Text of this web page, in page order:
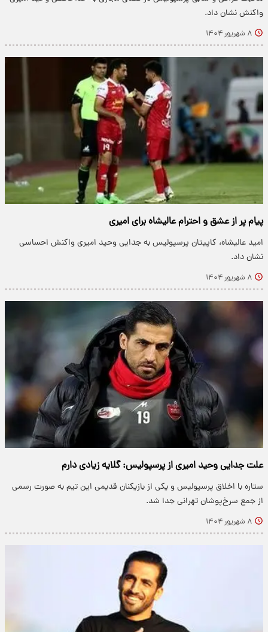
واکنش نشان داد.
۸ شهریور ۱۴۰۴
پیام پر از عشق و احترام عالیشاه برای امیری
امید عالیشاه، کاپیتان پرسپولیس به جدایی وحید امیری واکنش احساسی
نشان داد.
۸ شهریور ۱۴۰۴
علت جدایی وحید امیری از پرسپولیس: گلایه زیادی دارم
ستاره با اخلاق پرسپولیس و یکی از بازیکنان قدیمی این تیم به صورت رسمی
از جمع سرخ‌پوشان تهرانی جدا شد.
۸ شهریور ۱۴۰۴